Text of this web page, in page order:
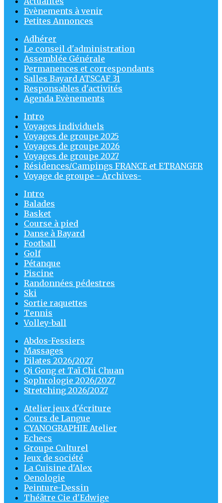
Evènements à venir
Petites Annonces
Adhérer
Le conseil d'administration
Assemblée Générale
Permanences et correspondants
Salles Bayard ATSCAF 31
Responsables d'activités
Agenda Evènements
Intro
Voyages individuels
Voyages de groupe 2025
Voyages de groupe 2026
Voyages de groupe 2027
Résidences/Campings FRANCE et ETRANGER
Voyage de groupe - Archives-
Intro
Balades
Basket
Course à pied
Danse à Bayard
Football
Golf
Pétanque
Piscine
Randonnées pédestres
Ski
Sortie raquettes
Tennis
Volley-ball
Abdos-Fessiers
Massages
Pilates 2026/2027
Qi Gong et Taï Chi Chuan
Sophrologie 2026/2027
Stretching 2026/2027
Atelier jeux d'écriture
Cours de Langue
CYANOGRAPHIE Atelier
Echecs
Groupe Culturel
Jeux de société
La Cuisine d'Alex
Oenologie
Peinture-Dessin
Théâtre Cie d'Edwige